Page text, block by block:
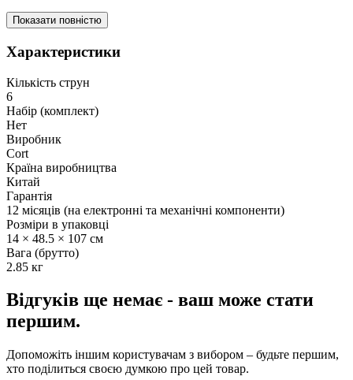
Показати повністю
Характеристики
Кількість струн
6
Набір (комплект)
Нет
Виробник
Cort
Країна виробництва
Китай
Гарантія
12 місяців (на електронні та механічні компоненти)
Розміри в упаковці
14 × 48.5 × 107 см
Вага (брутто)
2.85 кг
Відгуків ще немає - ваш може стати
першим.
Допоможіть іншим користувачам з вибором – будьте першим,
хто поділиться своєю думкою про цей товар.